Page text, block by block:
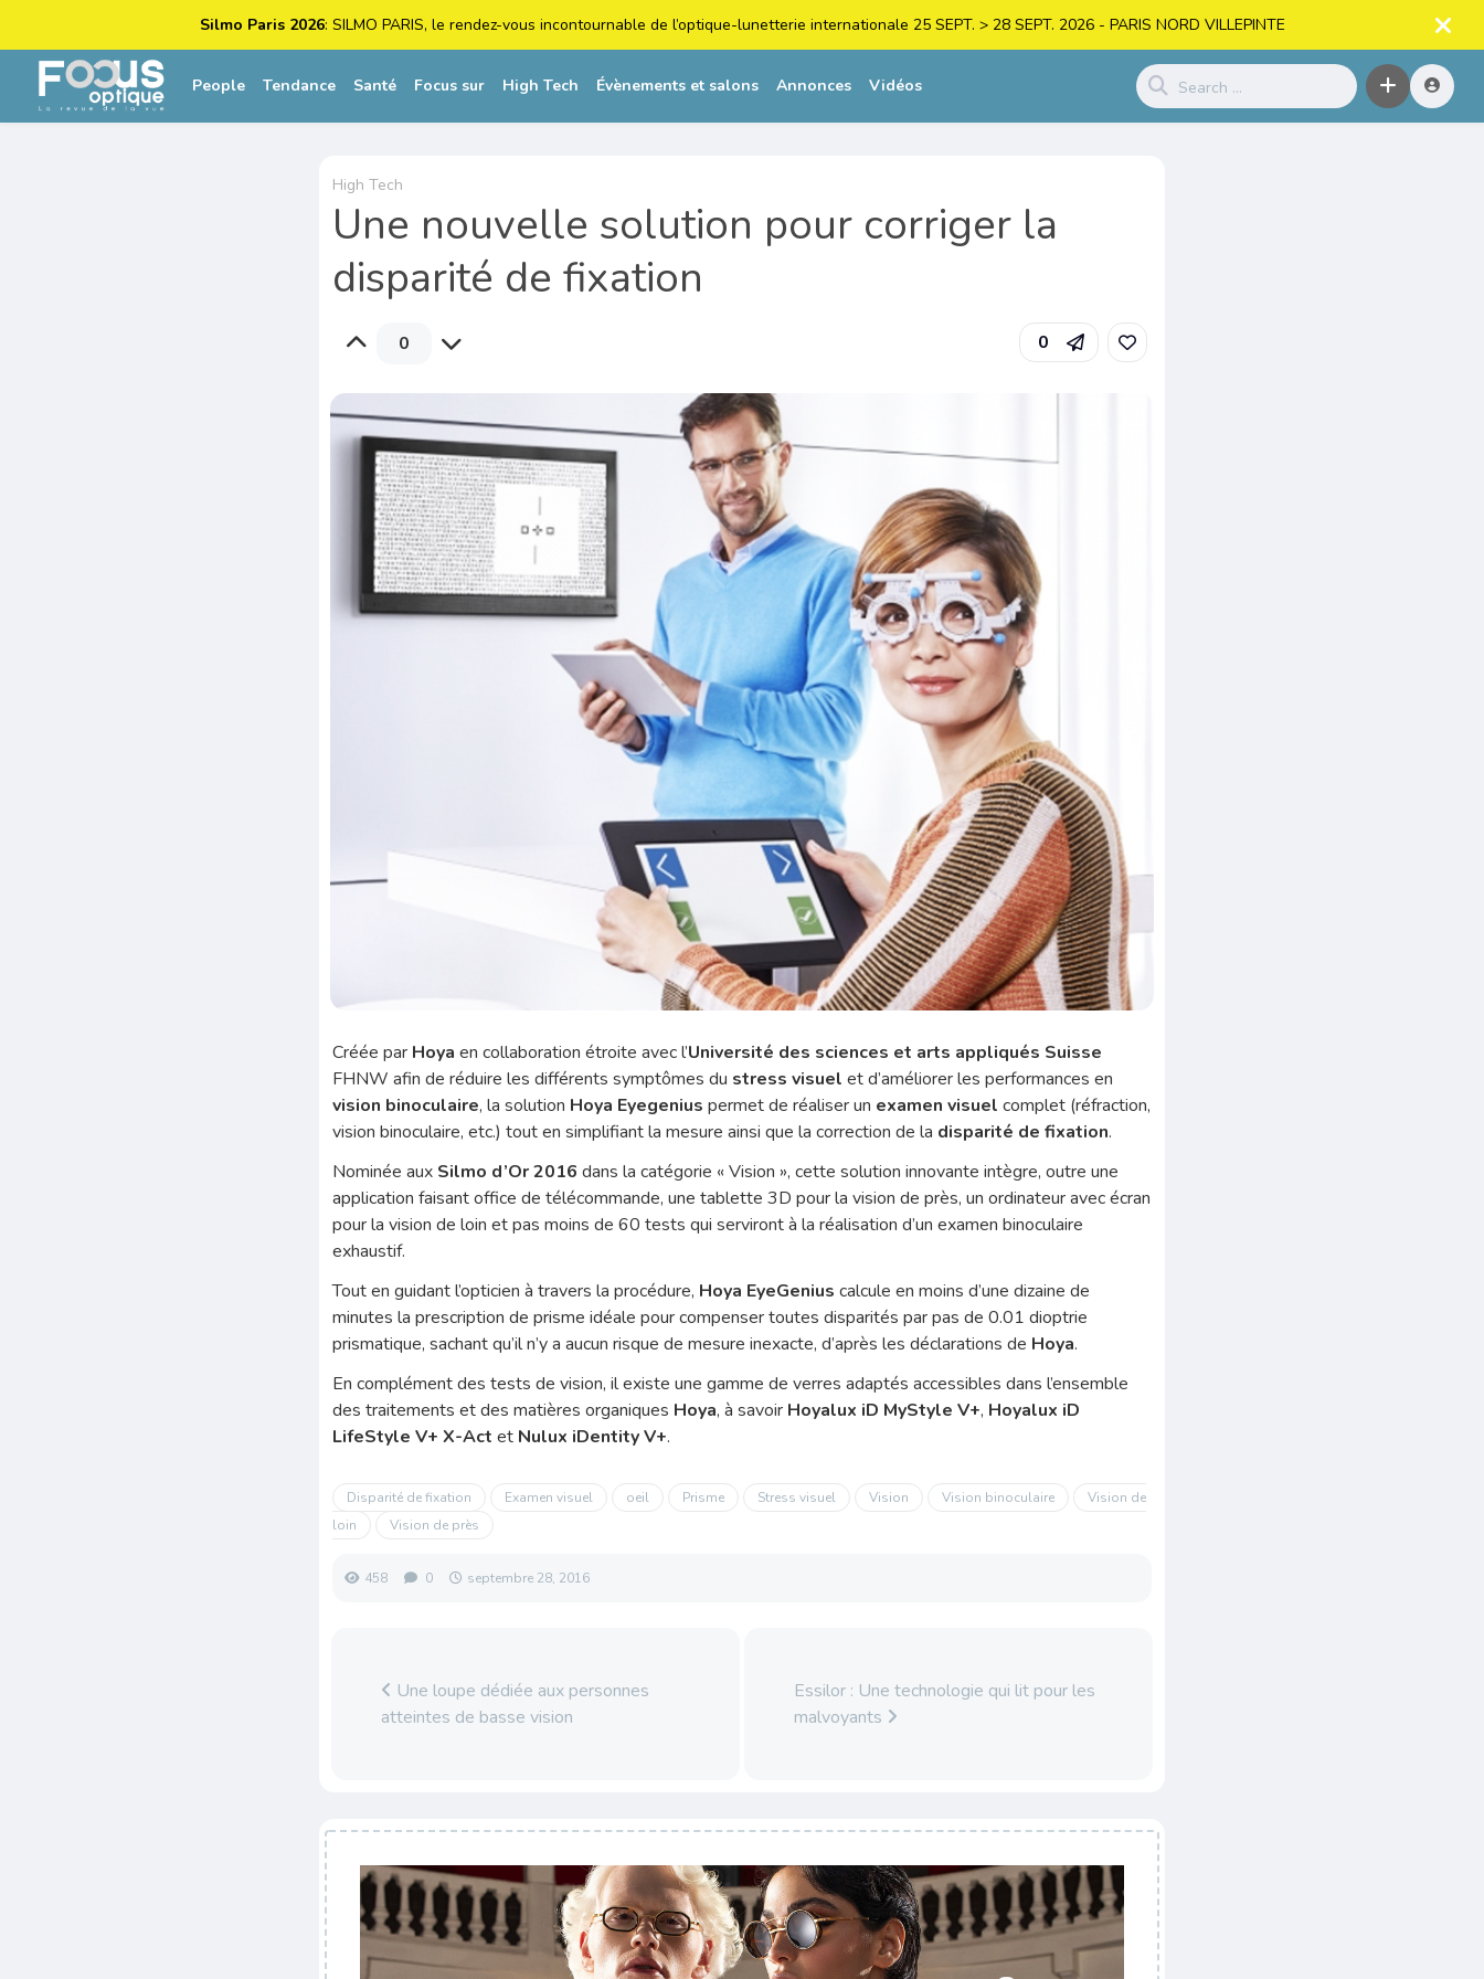
Silmo Paris 2026: SILMO PARIS, le rendez-vous incontournable de l’optique-lunetterie internationale 25 SEPT. > 28 SEPT. 2026 - PARIS NORD VILLEPINTE
People Tendance Santé Focus sur High Tech Évènements et salons Annonces Vidéos
High Tech
Une nouvelle solution pour corriger la
disparité de fixation
0 0
Créée par Hoya en collaboration étroite avec l’Université des sciences et arts appliqués Suisse
FHNW afin de réduire les différents symptômes du stress visuel et d’améliorer les performances en
vision binoculaire, la solution Hoya Eyegenius permet de réaliser un examen visuel complet (réfraction,
vision binoculaire, etc.) tout en simplifiant la mesure ainsi que la correction de la disparité de fixation.
Nominée aux Silmo d’Or 2016 dans la catégorie « Vision », cette solution innovante intègre, outre une
application faisant office de télécommande, une tablette 3D pour la vision de près, un ordinateur avec écran
pour la vision de loin et pas moins de 60 tests qui serviront à la réalisation d’un examen binoculaire
exhaustif.
Tout en guidant l’opticien à travers la procédure, Hoya EyeGenius calcule en moins d’une dizaine de
minutes la prescription de prisme idéale pour compenser toutes disparités par pas de 0.01 dioptrie
prismatique, sachant qu’il n’y a aucun risque de mesure inexacte, d’après les déclarations de Hoya.
En complément des tests de vision, il existe une gamme de verres adaptés accessibles dans l’ensemble
des traitements et des matières organiques Hoya, à savoir Hoyalux iD MyStyle V+, Hoyalux iD
LifeStyle V+ X-Act et Nulux iDentity V+.
Disparité de fixation Examen visuel oeil Prisme Stress visuel Vision Vision binoculaire
Vision de
loin
Vision de près
458 0 septembre 28, 2016
Une loupe dédiée aux personnes
atteintes de basse vision
Essilor : Une technologie qui lit pour les
malvoyants